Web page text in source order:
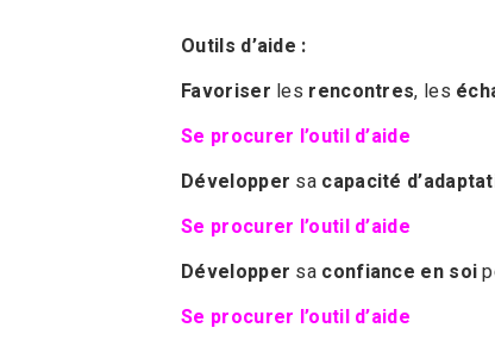
Outils d’aide :
Favoriser les rencontres, les
Se procurer l’outil d’aide
Développer sa capacité
Se procurer l’outil d’aide
Développer sa confiance en soi
Se procurer l’outil d’aide